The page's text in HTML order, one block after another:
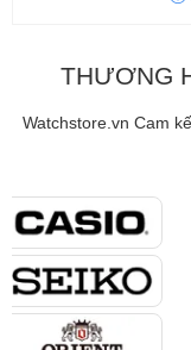
THƯƠNG
Watchstore.vn Cam